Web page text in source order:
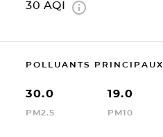
30 AQI
POLLUANTS PRINCIPAUX
30.0
PM2.5
19.0
PM10